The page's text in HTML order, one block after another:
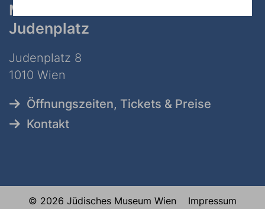
Museum
Judenplatz
Judenplatz 8
1010 Wien
Öffnungszeiten, Tickets & Preise
Kontakt
© 2026 Jüdisches Museum Wien Impressum